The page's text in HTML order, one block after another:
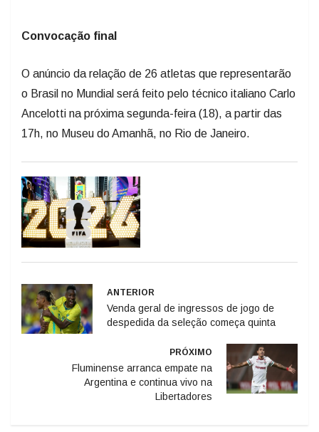
Convocação final
O anúncio da relação de 26 atletas que representarão
o Brasil no Mundial será feito pelo técnico italiano Carlo
Ancelotti na próxima segunda-feira (18), a partir das
17h, no Museu do Amanhã, no Rio de Janeiro.
ANTERIOR
Venda geral de ingressos de jogo de
despedida da seleção começa quinta
PRÓXIMO
Fluminense arranca empate na
Argentina e continua vivo na
Libertadores